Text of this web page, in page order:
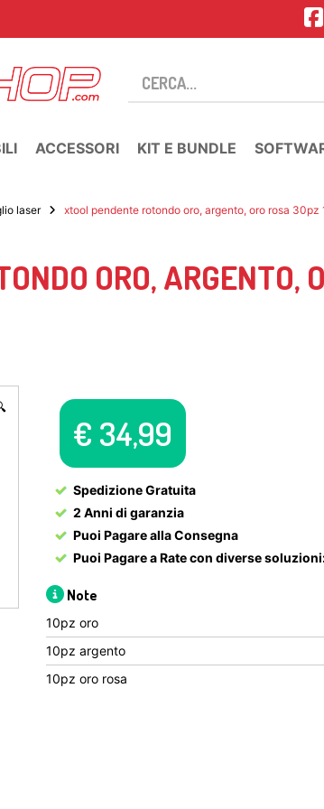
ACCESSORI KIT E BUNDLE
laser xtool pendente rotondo oro, argento, oro rosa 30pz
ORO, ARGENTO,
€ 34,99
Spedizione Gratuita
2 Anni di garanzia
Puoi Pagare alla Consegna
Puoi Pagare a Rate con diverse
Note
10pz oro
10pz argento
10pz oro rosa